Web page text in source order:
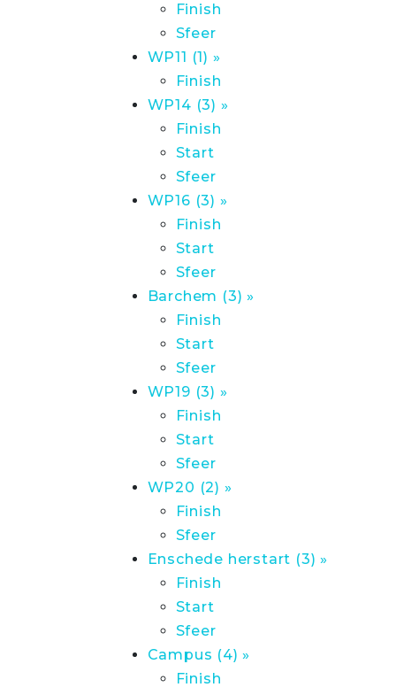
Finish
Sfeer
WP11 (1) »
Finish
WP14 (3) »
Finish
Start
Sfeer
WP16 (3) »
Finish
Start
Sfeer
Barchem (3) »
Finish
Start
Sfeer
WP19 (3) »
Finish
Start
Sfeer
WP20 (2) »
Finish
Sfeer
Enschede herstart (3) »
Finish
Start
Sfeer
Campus (4) »
Finish